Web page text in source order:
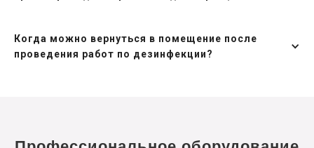
Когда можно вернуться в помещение после
проведения работ по дезинфекции?